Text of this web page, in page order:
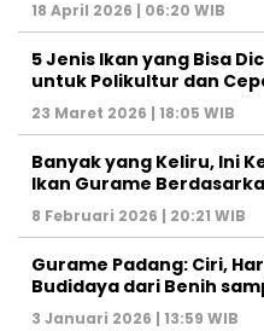
18 April 2026 | 06:20 WIB
5 Jenis Ikan yang Bisa
untuk Polikultur dan
23 Maret 2026 | 18:05 WIB
Banyak yang Keliru, Ini
Ikan Gurame
8 Februari 2026 | 20:21 WIB
Gurame Padang: Ciri,
Budidaya dari Benih
3 Januari 2026 | 13:59 WIB